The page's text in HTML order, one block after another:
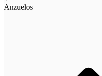
Anzuelos